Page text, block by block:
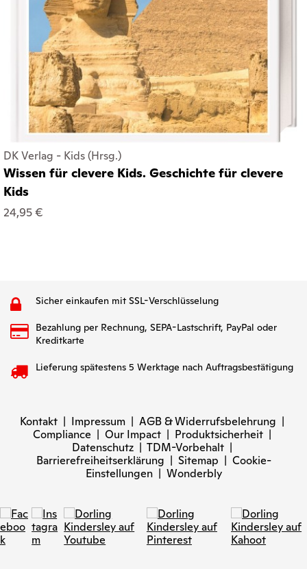
DK Verlag - Kids (Hrsg.)
Wissen für clevere Kids. Geschichte für clevere
Kids
24,95 €
Sicher einkaufen mit SSL-Verschlüsselung
Bezahlung per Rechnung, SEPA-Lastschrift, PayPal oder
Kreditkarte
Lieferung spätestens 5 Werktage nach Auftragsbestätigung
Kontakt | Impressum | AGB & Widerrufsbelehrung |
Compliance | Our Impact | Produktsicherheit |
Datenschutz | TDM-Vorbehalt |
Barrierefreiheitserklärung | Sitemap | Cookie-
Einstellungen| Wonderbly